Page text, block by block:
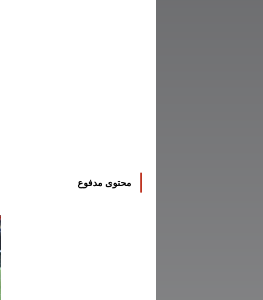
محتوى مدفوع